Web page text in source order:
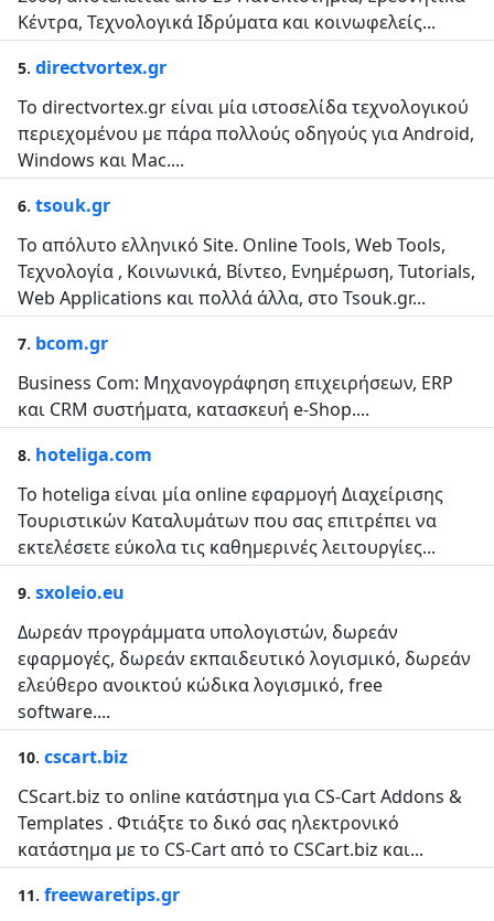
Κέντρα, Τεχνολογικά Ιδρύματα και κοινωφελείς...
5. directvortex.gr
Το directvortex.gr είναι μία ιστοσελίδα τεχνολογικού
περιεχομένου με πάρα πολλούς οδηγούς για Android,
Windows και Mac....
6. tsouk.gr
Το απόλυτο ελληνικό Site. Online Tools, Web Tools,
Τεχνολογία , Κοινωνικά, Βίντεο, Ενημέρωση, Tutorials,
Web Applications και πολλά άλλα, στο Tsouk.gr...
7. bcom.gr
Business Com: Μηχανογράφηση επιχειρήσεων, ERP
και CRM συστήματα, κατασκευή e-Shop....
8. hoteliga.com
Το hoteliga είναι μία online εφαρμογή Διαχείρισης
Τουριστικών Καταλυμάτων που σας επιτρέπει να
εκτελέσετε εύκολα τις καθημερινές λειτουργίες...
9. sxoleio.eu
Δωρεάν προγράμματα υπολογιστών, δωρεάν
εφαρμογές, δωρεάν εκπαιδευτικό λογισμικό, δωρεάν
ελεύθερο ανοικτού κώδικα λογισμικό, free
software....
10. cscart.biz
CScart.biz το online κατάστημα για CS-Cart Addons &
Templates . Φτιάξτε το δικό σας ηλεκτρονικό
κατάστημα με το CS-Cart από το CSCart.biz και...
11. freewaretips.gr